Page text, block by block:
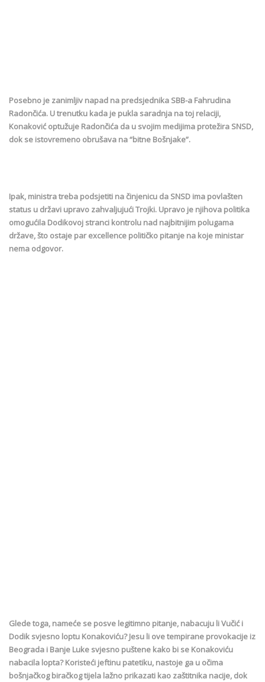
Posebno je zanimljiv napad na predsjednika SBB-a Fahrudina
Radončića. U trenutku kada je pukla saradnja na toj relaciji,
Konaković optužuje Radončića da u svojim medijima protežira SNSD,
dok se istovremeno obrušava na “bitne Bošnjake”.
Ipak, ministra treba podsjetiti na činjenicu da SNSD ima povlašten
status u državi upravo zahvaljujući Trojki. Upravo je njihova politika
omogućila Dodikovoj stranci kontrolu nad najbitnijim polugama
države, što ostaje par excellence političko pitanje na koje ministar
nema odgovor.
Glede toga, nameće se posve legitimno pitanje, nabacuju li Vučić i
Dodik svjesno loptu Konakoviću? Jesu li ove tempirane provokacije iz
Beograda i Banje Luke svjesno puštene kako bi se Konakoviću
nabacila lopta? Koristeći jeftinu patetiku, nastoje ga u očima
bošnjačkog biračkog tijela lažno prikazati kao zaštitnika nacije, dok